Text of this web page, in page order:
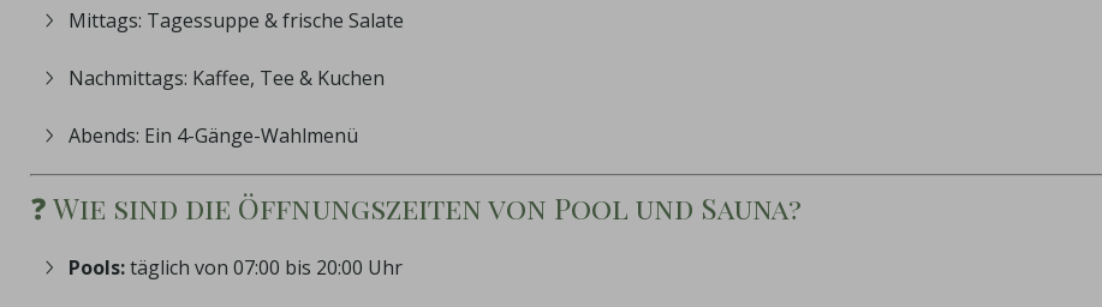
Mittags: Tagessuppe & frische Salate
Nachmittags: Kaffee, Tee & Kuchen
Abends: Ein 4-Gänge-Wahlmenü
❓ Wie sind die Öffnungszeiten von Pool und Sauna?
Pools:täglich von 07:00 bis 20:00 Uhr